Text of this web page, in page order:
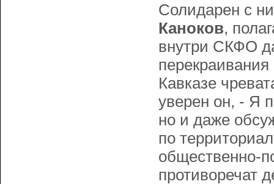
Солидарен с
Каноков,
внутри СКФО
Кавказе
уверен он, - Я
но и даже
по
общественно-
противоречат